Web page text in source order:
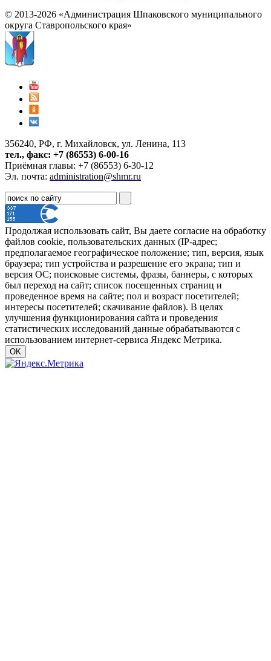
© 2013-2026 «Администрация Шпаковского муниципального
округа Ставропольского края»
356240, РФ, г. Михайловск, ул. Ленина, 113
тел., факс: +7 (86553) 6-00-16
Приёмная главы: +7 (86553) 6-30-12
Эл. почта: administration@shmr.ru
Продолжая использовать сайт, Вы даете согласие на обработку
файлов cookie, пользовательских данных (IP-адрес;
предполагаемое географическое положение; тип, версия, язык
браузера; тип устройства и разрешение его экрана; тип и
версия ОС; поисковые системы, фразы, баннеры, с которых
был переход на сайт; список посещенных страниц и
проведенное время на сайте; пол и возраст посетителей;
интересы посетителей; скачивание файлов). В целях
улучшения функционирования сайта и проведения
статистических исследований данные обрабатываются с
использованием интернет-сервиса Яндекс Метрика.
OK